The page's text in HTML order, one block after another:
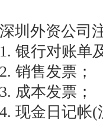
深圳外资公司
1. 银行对账单
2. 销售发票；
3. 成本发票；
4. 现金日记帐(